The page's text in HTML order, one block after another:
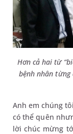
Hơn cả hai từ
bệnh nhân từng
Anh em chúng
có thể quên
lời chúc mừng